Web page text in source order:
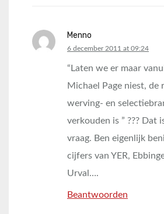
Menno
says:
6 december 2011 at 09:24
“Laten we er maar
Michael Page niest, de
werving- en
verkouden is ” ??? Dat
vraag. Ben eigenlijk
cijfers van YER,
Urval….
Beantwoorden